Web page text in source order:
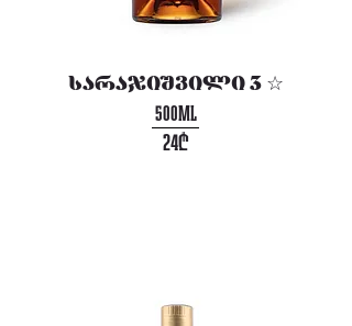
სარაჯიშვილი 3 ☆
24₾
500ML